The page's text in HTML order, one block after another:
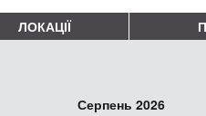
ЛОКАЦІЇ
Серпень 2026